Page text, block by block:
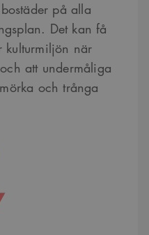
på alla
Det kan få
kulturmiljön när
att undermåliga
och trånga